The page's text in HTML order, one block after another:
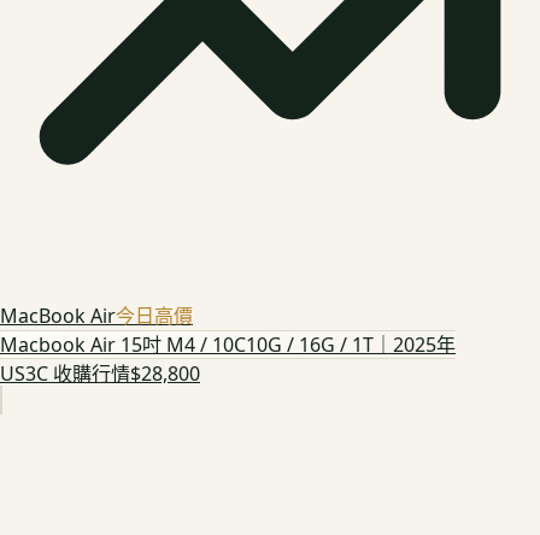
MacBook Air今日高價
Macbook Air 15吋 M4 / 10C10G / 16G / 1T｜2025年
US3C 收購行情$28,800